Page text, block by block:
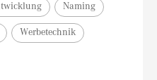
Naming
Werbetechnik